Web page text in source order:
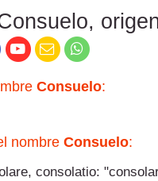
Consuelo:
nombre Consuelo:
consolatio: